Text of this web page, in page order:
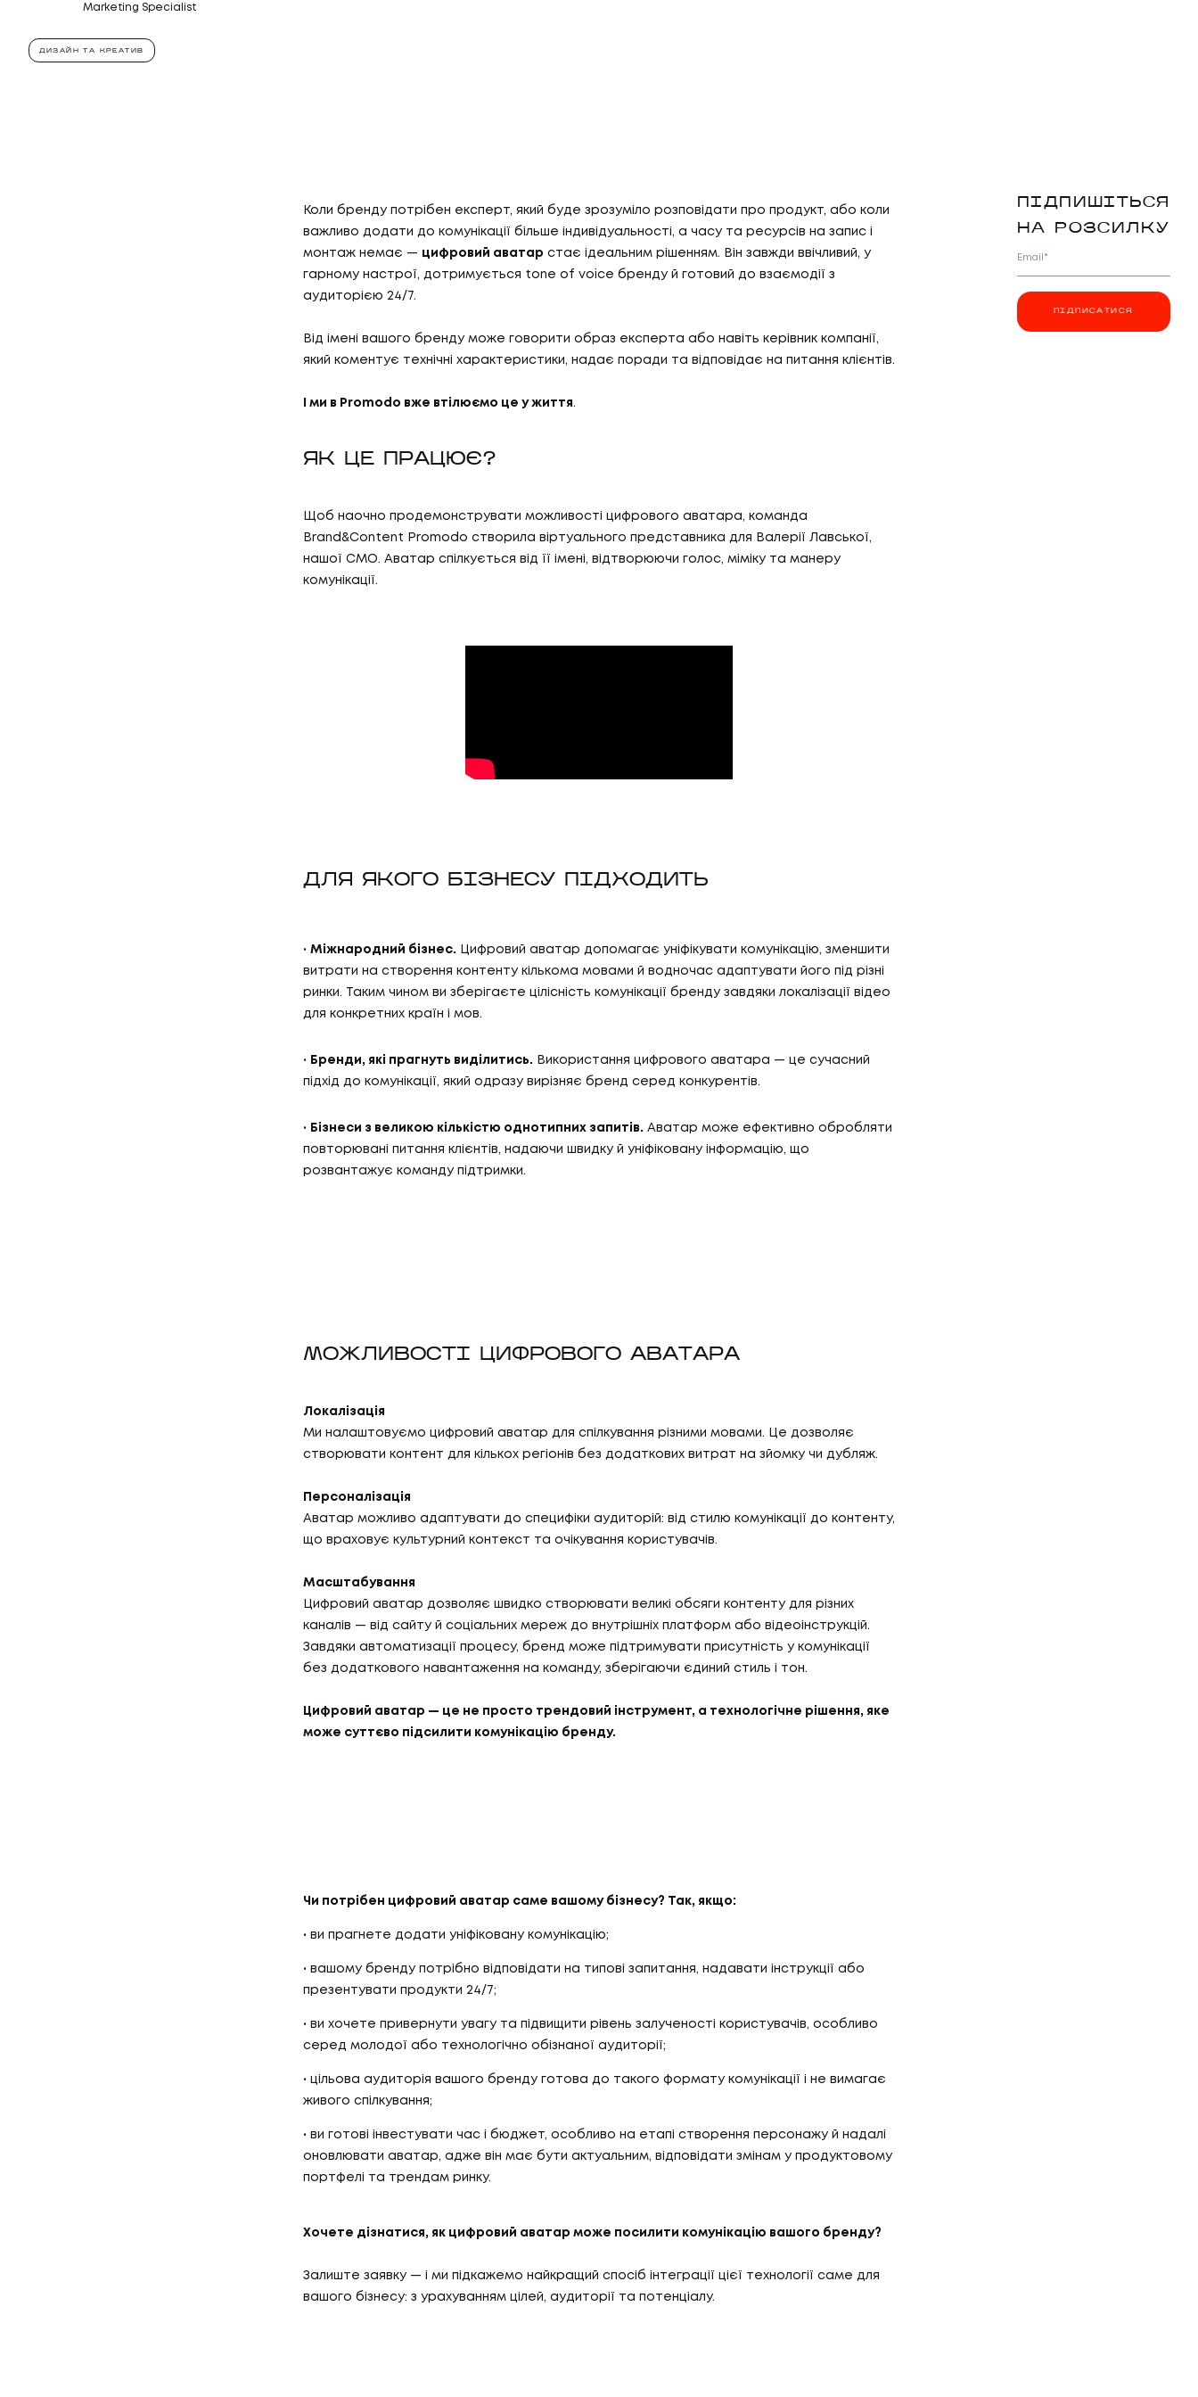
Marketing Specialist
ДИЗАЙН ТА КРЕАТИВ
Коли бренду потрібен експерт, який буде зрозуміло розповідати про продукт, або коли
важливо додати до комунікації більше індивідуальності, а часу та ресурсів на запис і
монтаж немає — цифровий аватар стає ідеальним рішенням. Він завжди ввічливий, у
гарному настрої, дотримується tone of voice бренду й готовий до взаємодії з
аудиторією 24/7.
Від імені вашого бренду може говорити образ експерта або навіть керівник компанії,
який коментує технічні характеристики, надає поради та відповідає на питання клієнтів.
І ми в Promodo вже втілюємо це у життя.
ЯК ЦЕ ПРАЦЮЄ?
Щоб наочно продемонструвати можливості цифрового аватара, команда
Brand&Content Promodo створила віртуального представника для Валерії Лавської,
нашої CMO. Аватар спілкується від її імені, відтворюючи голос, міміку та манеру
комунікації.
ДЛЯ ЯКОГО БІЗНЕСУ ПІДХОДИТЬ
Міжнародний бізнес. Цифровий аватар допомагає уніфікувати комунікацію, зменшити
витрати на створення контенту кількома мовами й водночас адаптувати його під різні
ринки. Таким чином ви зберігаєте цілісність комунікації бренду завдяки локалізації відео
для конкретних країн і мов.
Бренди, які прагнуть виділитись. Використання цифрового аватара — це сучасний
підхід до комунікації, який одразу вирізняє бренд серед конкурентів.
Бізнеси з великою кількістю однотипних запитів. Аватар може ефективно обробляти
повторювані питання клієнтів, надаючи швидку й уніфіковану інформацію, що
розвантажує команду підтримки.
МОЖЛИВОСТІ ЦИФРОВОГО АВАТАРА
Локалізація
Ми налаштовуємо цифровий аватар для спілкування різними мовами. Це дозволяє
створювати контент для кількох регіонів без додаткових витрат на зйомку чи дубляж.
Персоналізація
Аватар можливо адаптувати до специфіки аудиторій: від стилю комунікації до контенту,
що враховує культурний контекст та очікування користувачів.
Масштабування
Цифровий аватар дозволяє швидко створювати великі обсяги контенту для різних
каналів — від сайту й соціальних мереж до внутрішніх платформ або відеоінструкцій.
Завдяки автоматизації процесу, бренд може підтримувати присутність у комунікації
без додаткового навантаження на команду, зберігаючи єдиний стиль і тон.
Цифровий аватар — це не просто трендовий інструмент, а технологічне рішення, яке
може суттєво підсилити комунікацію бренду.
Чи потрібен цифровий аватар саме вашому бізнесу? Так, якщо:
ви прагнете додати уніфіковану комунікацію;
вашому бренду потрібно відповідати на типові запитання, надавати інструкції або
презентувати продукти 24/7;
ви хочете привернути увагу та підвищити рівень залученості користувачів, особливо
серед молодої або технологічно обізнаної аудиторії;
цільова аудиторія вашого бренду готова до такого формату комунікації і не вимагає
живого спілкування;
ви готові інвестувати час і бюджет, особливо на етапі створення персонажу й надалі
оновлювати аватар, адже він має бути актуальним, відповідати змінам у продуктовому
портфелі та трендам ринку.
Хочете дізнатися, як цифровий аватар може посилити комунікацію вашого бренду?
Залиште заявку — і ми підкажемо найкращий спосіб інтеграції цієї технології саме для
вашого бізнесу: з урахуванням цілей, аудиторії та потенціалу.
ПІДПИШІТЬСЯ
НА РОЗСИЛКУ
Email*
ПІДПИСАТИСЯ
ПОСЛУГИ
ПОСЛУГИ
КАР'ЄРА
КАР'ЄРА
КЕЙСИ
КЕЙСИ
БЛОГ
БЛОГ
КЛІЄНТИ
КЛІЄНТИ
КОНТАКТИ
КОНТАКТИ
ПРО НАС